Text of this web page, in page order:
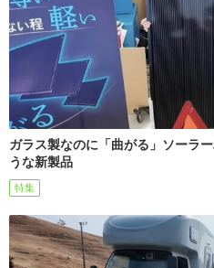
ガラス製なのに「曲がる」ソーラ
うな新製品
特集